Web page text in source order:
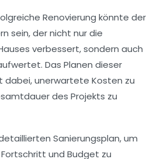
Renovierung könnte der
sein, der nicht nur die
verbessert, sondern auch
Das Planen dieser
dabei, unerwartete Kosten zu
des Projekts zu
Sanierungsplan, um
und Budget zu